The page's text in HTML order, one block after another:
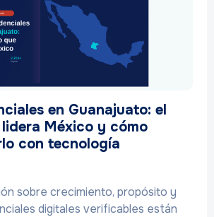
en Guanajuato: el
México y cómo
con tecnología
sobre crecimiento, propósito y
digitales verificables están